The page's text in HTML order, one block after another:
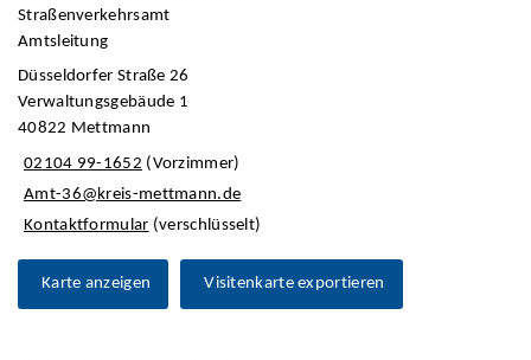
Straßenverkehrsamt
Amtsleitung
Düsseldorfer Straße 26
Verwaltungsgebäude 1
40822 Mettmann
02104 99-1652 (Vorzimmer)
Amt-36@kreis-mettmann.de
Kontaktformular (verschlüsselt)
Karte anzeigen Visitenkarte exportieren